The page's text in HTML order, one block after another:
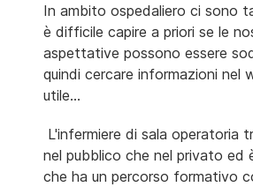
In ambito ospedaliero ci sono
è difficile capire a priori se le
aspettative possono essere
quindi cercare informazioni nel
utile...
L'infermiere di sala operatoria
nel pubblico che nel privato ed
che ha un percorso formativo